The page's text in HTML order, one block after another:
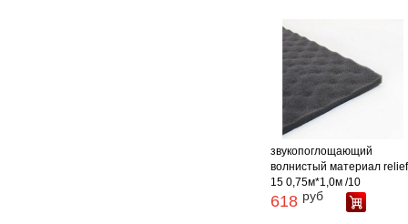
звукопоглощающий
волнистый материал relief
15 0,75м*1,0м /10
618 руб